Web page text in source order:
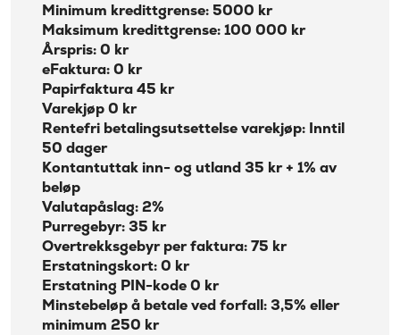
Minimum kredittgrense: 5000 kr
Maksimum kredittgrense: 100 000 kr
Årspris: 0 kr
eFaktura: 0 kr
Papirfaktura 45 kr
Varekjøp 0 kr
Rentefri betalingsutsettelse varekjøp: Inntil
50 dager
Kontantuttak inn- og utland 35 kr + 1% av
beløp
Valutapåslag: 2%
Purregebyr: 35 kr
Overtrekksgebyr per faktura: 75 kr
Erstatningskort: 0 kr
Erstatning PIN-kode 0 kr
Minstebeløp å betale ved forfall: 3,5% eller
minimum 250 kr